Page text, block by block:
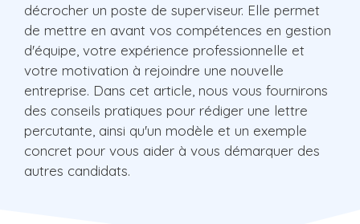
décrocher un poste de superviseur. Elle permet
de mettre en avant vos compétences en gestion
d'équipe, votre expérience professionnelle et
votre motivation à rejoindre une nouvelle
entreprise. Dans cet article, nous vous fournirons
des conseils pratiques pour rédiger une lettre
percutante, ainsi qu'un modèle et un exemple
concret pour vous aider à vous démarquer des
autres candidats.